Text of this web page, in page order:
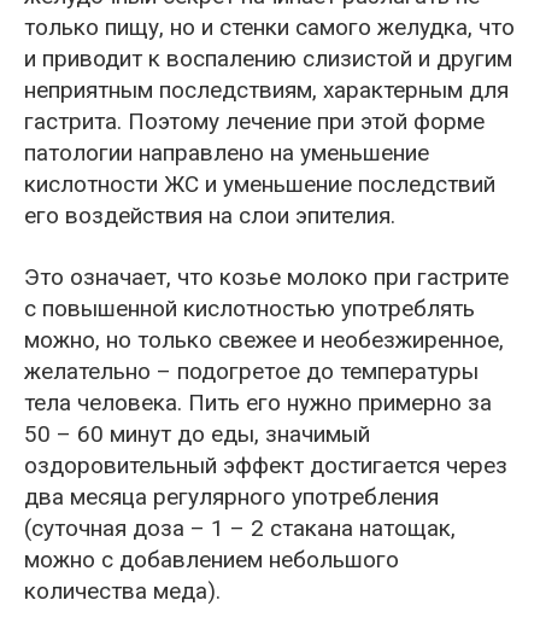
только пищу, но и стенки самого желудка, что
и приводит к воспалению слизистой и другим
неприятным последствиям, характерным для
гастрита. Поэтому лечение при этой форме
патологии направлено на уменьшение
кислотности ЖС и уменьшение последствий
его воздействия на слои эпителия.
Это означает, что козье молоко при гастрите
с повышенной кислотностью употреблять
можно, но только свежее и необезжиренное,
желательно – подогретое до температуры
тела человека. Пить его нужно примерно за
50 – 60 минут до еды, значимый
оздоровительный эффект достигается через
два месяца регулярного употребления
(суточная доза – 1 – 2 стакана натощак,
можно с добавлением небольшого
количества меда).